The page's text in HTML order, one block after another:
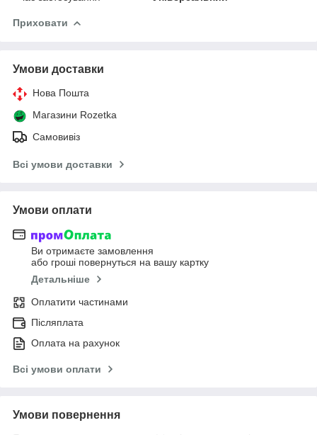
Приховати
Умови доставки
Нова Пошта
Магазини Rozetka
Самовивіз
Всі умови доставки
Умови оплати
Ви отримаєте замовлення
або гроші повернуться на вашу картку
Детальніше
Оплатити частинами
Післяплата
Оплата на рахунок
Всі умови оплати
Умови повернення